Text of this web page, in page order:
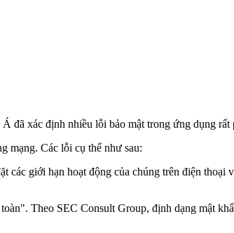
xác định nhiều lỗi bảo mật trong ứng dụng
mạng. Các lỗi cụ thể như sau:
giới hạn hoạt động của chúng trên điện
Theo SEC Consult Group, định dạng mật